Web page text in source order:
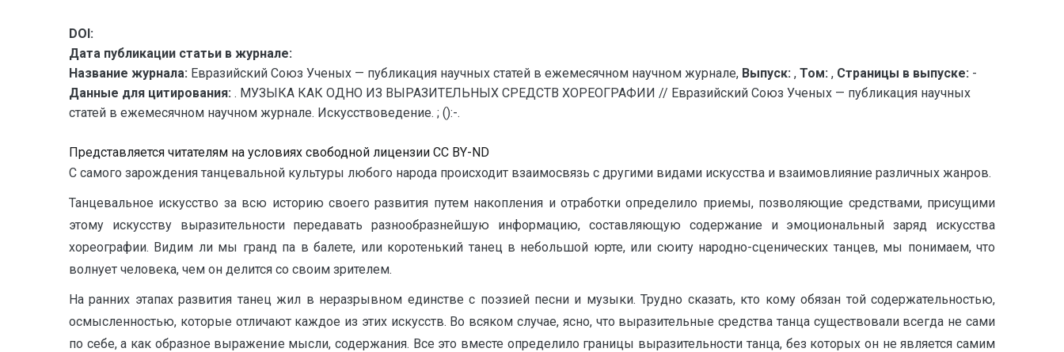
DOI:
Дата публикации статьи в журнале:
Название журнала: Евразийский Союз Ученых — публикация научных статей в ежемесячном научном журнале, Выпуск: , Том: , Страницы в выпуске: -
Данные для цитирования: . МУЗЫКА КАК ОДНО ИЗ ВЫРАЗИТЕЛЬНЫХ СРЕДСТВ ХОРЕОГРАФИИ // Евразийский Союз Ученых — публикация научных
статей в ежемесячном научном журнале. Искусствоведение. ; ():-.
Представляется читателям на условиях свободной лицензии CC BY-ND
С самого зарождения танцевальной культуры любого народа происходит взаимосвязь с другими видами искусства и взаимовлияние различных жанров.
Танцевальное искусство за всю историю своего развития путем накопления и отработки определило приемы, позволяющие средствами, присущими
этому искусству выразительности передавать разнообразнейшую информацию, составляющую содержание и эмоциональный заряд искусства
хореографии. Видим ли мы гранд па в балете, или коротенький танец в небольшой юрте, или сюиту народно-сценических танцев, мы понимаем, что
волнует человека, чем он делится со своим зрителем.
На ранних этапах развития танец жил в неразрывном единстве с поэзией песни и музыки. Трудно сказать, кто кому обязан той содержательностью,
осмысленностью, которые отличают каждое из этих искусств. Во всяком случае, ясно, что выразительные средства танца существовали всегда не сами
по себе, а как образное выражение мысли, содержания. Все это вместе определило границы выразительности танца, без которых он не является самим